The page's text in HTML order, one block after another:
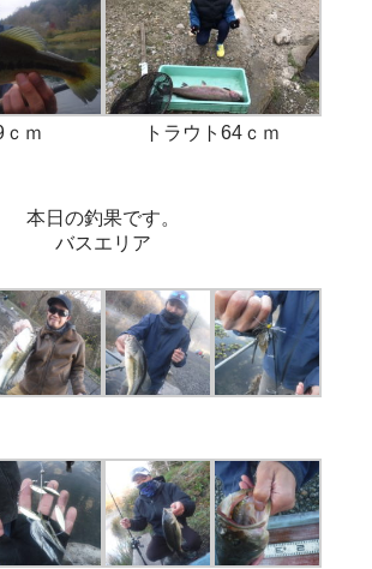
ｍ トラウト64ｃｍ
本日の釣果です。
バスエリア